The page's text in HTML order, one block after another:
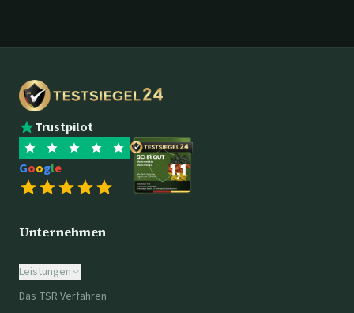
Trustpilot
Google
Unternehmen
Leistungen
Das TSR Verfahren